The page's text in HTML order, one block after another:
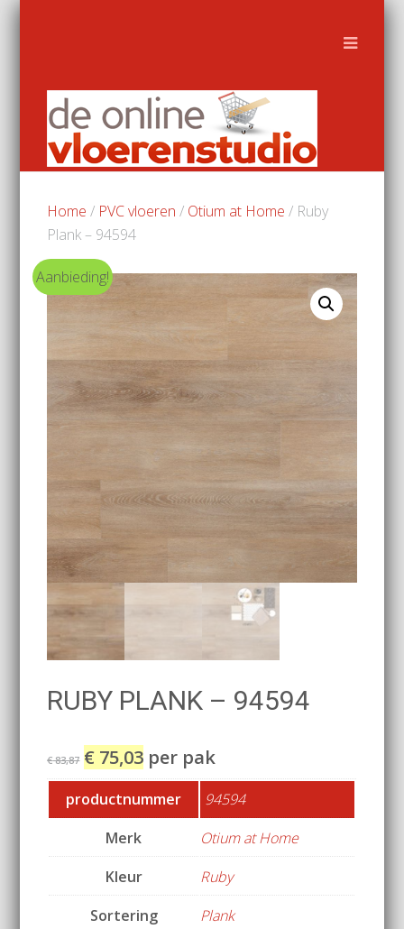
Home / PVC vloeren / Otium at Home / Ruby
Plank – 94594
Aanbieding!
RUBY PLANK – 94594
€83,87 € 75,03 per pak
productnummer
94594
Merk
Otium at Home
Kleur
Ruby
Sortering
Plank